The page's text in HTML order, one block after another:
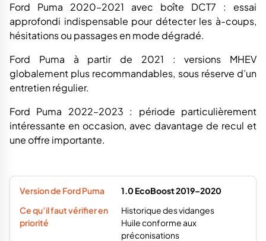
Ford Puma 2020–2021 avec boîte DCT7 : essai
approfondi indispensable pour détecter les à-coups,
hésitations ou passages en mode dégradé.
Ford Puma à partir de 2021 : versions MHEV
globalement plus recommandables, sous réserve d’un
entretien régulier.
Ford Puma 2022–2023 : période particulièrement
intéressante en occasion, avec davantage de recul et
une offre importante.
1.0 EcoBoost 2019–2020
Historique des vidanges
Huile conforme aux
préconisations